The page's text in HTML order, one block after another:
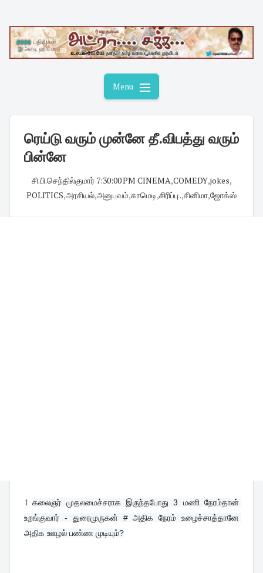
content
Menu
ரெய்டு வரும் முன்னே தீ.விபத்து வரும்
பின்னே
சி.பி.செந்தில்குமார்· 7:30:00 PM CINEMA,COMEDY,jokes,
POLITICS,அரசியல்,அனுபவம்,காமெடி,சிரிப்பு .,சினிமா,ஜோக்ஸ்
1கலைஞர் முதலமைச்சராக இருந்தபோது 3 மணி நேரம்தான்
உறங்குவார் - துரைமுருகன் # அதிக நேரம் உழைச்சாத்தானே
அதிக ஊழல் பண்ண முடியும்?